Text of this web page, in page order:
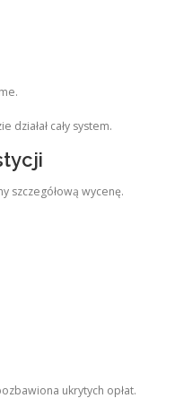
działał cały system.
szczegółową wycenę.
ukrytych opłat.